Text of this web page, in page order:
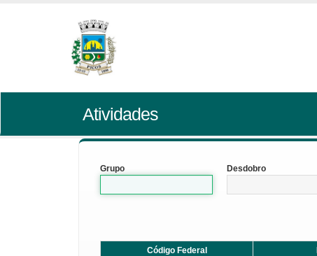
Atividades
Grupo Desdobro
Código Federal